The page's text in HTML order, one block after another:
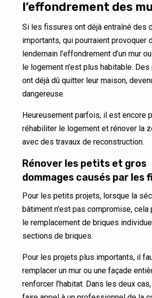
l’effondrement des
Si les fissures ont déjà entraîné des
importants, qui pourraient provoquer
lendemain l’effondrement d’un mur
le logement n’est plus habitable.
ont déjà dû quitter leur maison,
dangereuse.
Heureusement parfois, il est encore
réhabiliter le logement et rénover la
avec des travaux de reconstruction.
Rénover les petits et gros
dommages causés par les
Pour les petits projets, lorsque la
bâtiment n’est pas compromise,
le remplacement de briques
sections de briques.
Pour les projets plus importants, il
remplacer un mur ou une façade
renforcer l’habitat. Dans les deux